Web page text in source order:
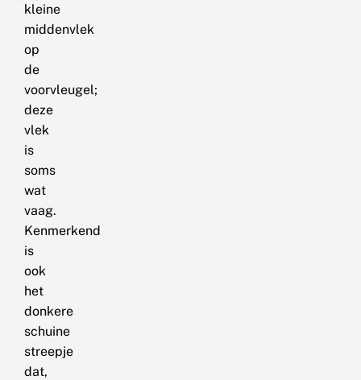
kleine
middenvlek
op
de
voorvleugel;
deze
vlek
is
soms
wat
vaag.
Kenmerkend
is
ook
het
donkere
schuine
streepje
dat,